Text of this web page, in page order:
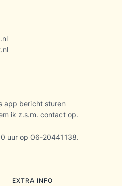
app bericht sturen
ik z.s.m. contact op.
uur op 06-20441138.
EXTRA INFO